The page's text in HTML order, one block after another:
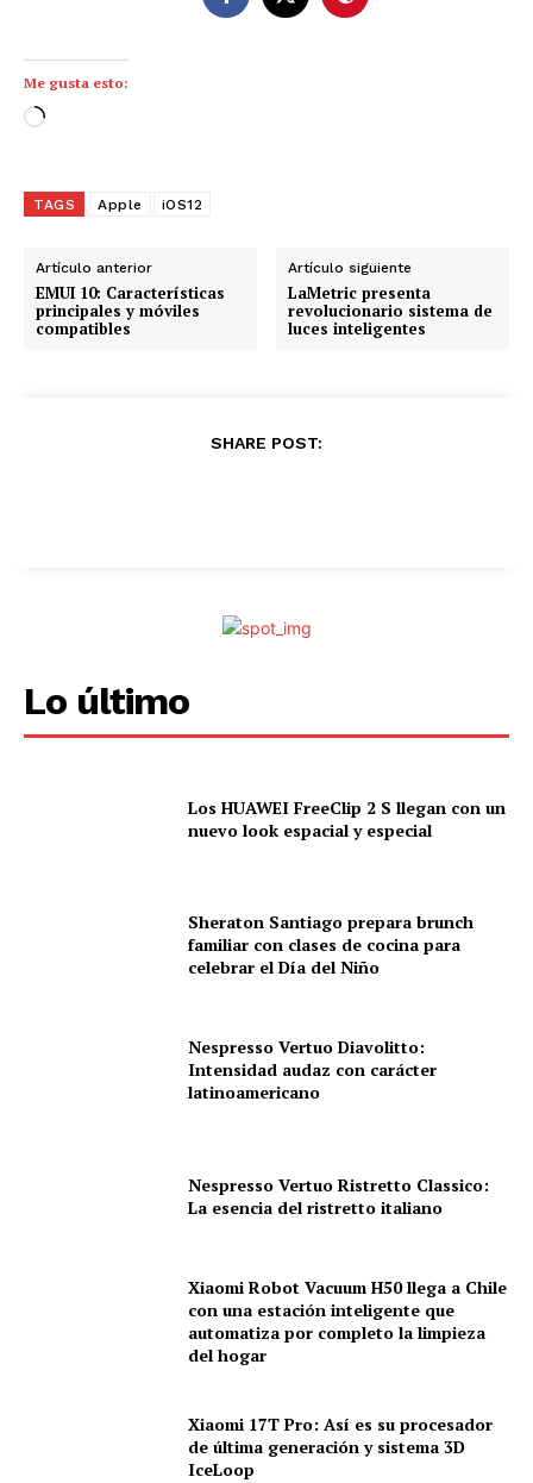
Me gusta esto:
C
g
n
d
o
TAGS Apple iOS12
Artículo anterior
EMUI 10: Características
principales y móviles
compatibles
Artículo siguiente
LaMetric presenta
revolucionario sistema de
luces inteligentes
SHARE POST:
Lo último
Los HUAWEI FreeClip 2 S llegan con un
nuevo look espacial y especial
Sheraton Santiago prepara brunch
familiar con clases de cocina para
celebrar el Día del Niño
Nespresso Vertuo Diavolitto:
Intensidad audaz con carácter
latinoamericano
Nespresso Vertuo Ristretto Classico:
La esencia del ristretto italiano
Xiaomi Robot Vacuum H50 llega a Chile
con una estación inteligente que
automatiza por completo la limpieza
del hogar
Xiaomi 17T Pro: Así es su procesador
de última generación y sistema 3D
IceLoop